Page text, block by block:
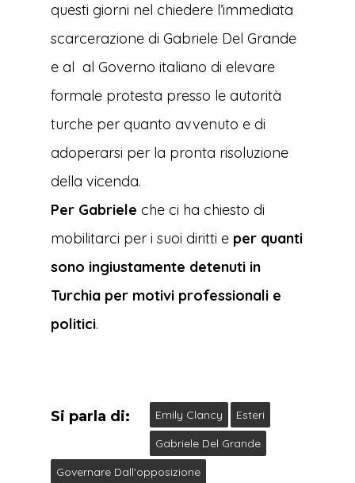
questi giorni nel chiedere l’immediata
scarcerazione di Gabriele Del Grande
e al al Governo italiano di elevare
formale protesta presso le autorità
turche per quanto avvenuto e di
adoperarsi per la pronta risoluzione
della vicenda.
Per Gabriele che ci ha chiesto di
mobilitarci per i suoi diritti e per quanti
sono ingiustamente detenuti in
Turchia per motivi professionali e
politici.
Si parla di: Emily Clancy
Esteri
Gabriele Del Grande
Governare Dall'opposizione